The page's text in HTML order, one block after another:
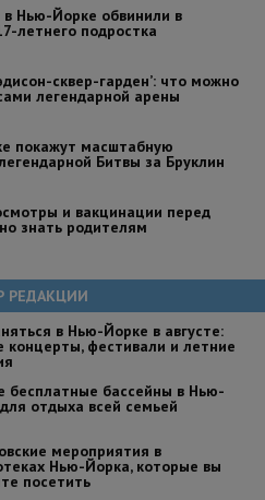
в Нью-Йорке обвинили в
летнего подростка
сквер-гарден’: что можно
легендарной арены
покажут масштабную
Битвы за Бруклин
и вакцинации перед
знать родителям
РЕДАКЦИИ
в Нью-Йорке в августе:
концерты, фестивали и летние
бесплатные бассейны в Нью-
отдыха всей семьей
мероприятия в
Нью-Йорка, которые вы
посетить